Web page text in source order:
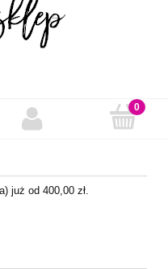
już od 400,00 zł.